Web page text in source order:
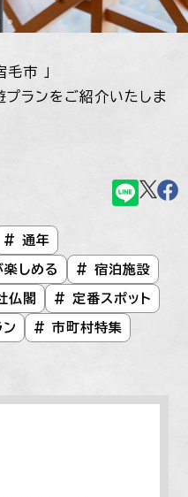
市 」
ランをご紹介いたしま
# 通年
しめる # 宿泊施設
仏閣 # 定番スポット
# 市町村特集